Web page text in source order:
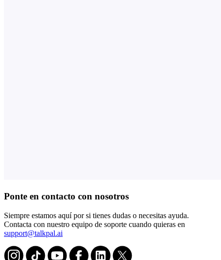
Ponte en contacto con nosotros
Siempre estamos aquí por si tienes dudas o necesitas ayuda.
Contacta con nuestro equipo de soporte cuando quieras en
support@talkpal.ai